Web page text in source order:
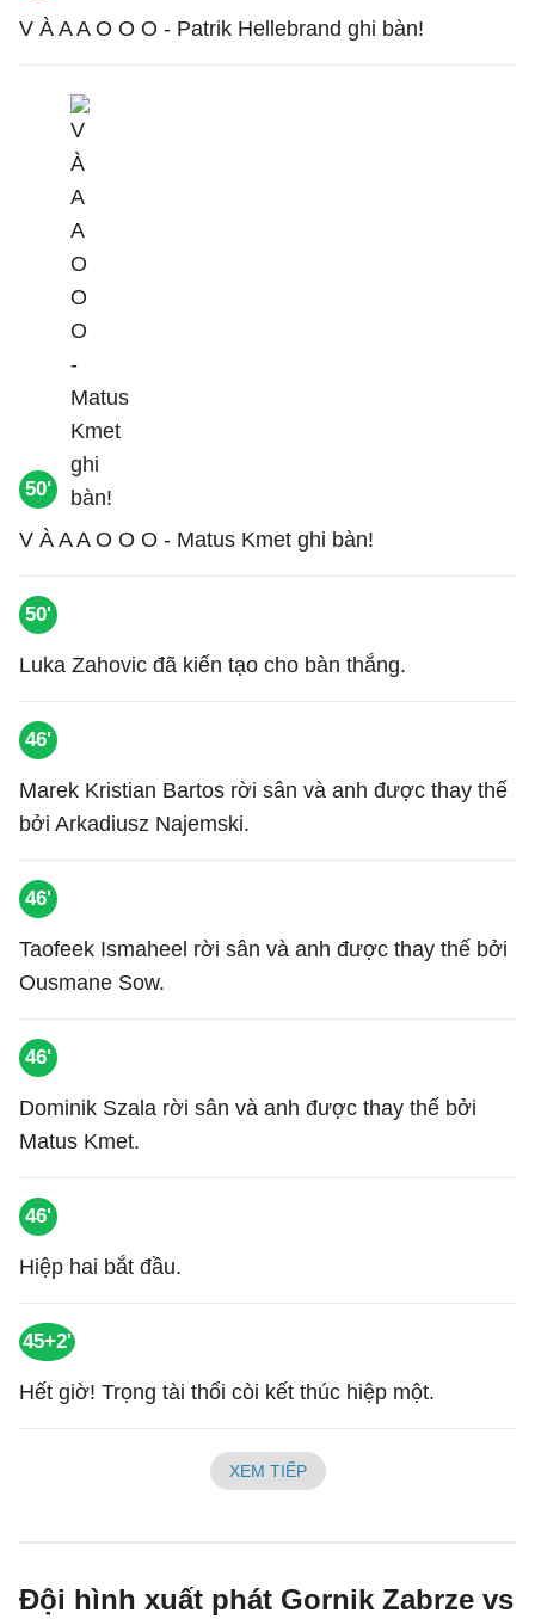
V À A A O O O - Patrik Hellebrand ghi bàn!
50'
V À A A O O O - Matus Kmet ghi bàn!
50'
Luka Zahovic đã kiến tạo cho bàn thắng.
46'
Marek Kristian Bartos rời sân và anh được thay thế
bởi Arkadiusz Najemski.
46'
Taofeek Ismaheel rời sân và anh được thay thế bởi
Ousmane Sow.
46'
Dominik Szala rời sân và anh được thay thế bởi
Matus Kmet.
46'
Hiệp hai bắt đầu.
45+2'
Hết giờ! Trọng tài thổi còi kết thúc hiệp một.
XEM TIẾP
Đội hình xuất phát Gornik Zabrze vs